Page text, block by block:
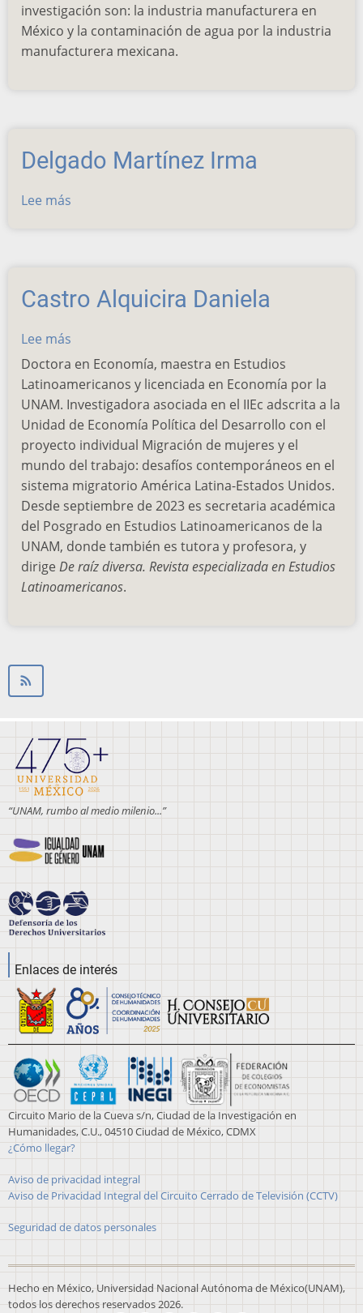
investigación son: la industria manufacturera en
México y la contaminación de agua por la industria
manufacturera mexicana.
Delgado Martínez Irma
Lee más
Castro Alquicira Daniela
Lee más
Castro
Alquicira
Daniela
Doctora en Economía, maestra en Estudios
Latinoamericanos y licenciada en Economía por la
UNAM. Investigadora asociada en el IIEc adscrita a la
Unidad de Economía Política del Desarrollo con el
proyecto individual Migración de mujeres y el
mundo del trabajo: desafíos contemporáneos en el
sistema migratorio América Latina-Estados Unidos.
Desde septiembre de 2023 es secretaria académica
del Posgrado en Estudios Latinoamericanos de la
UNAM, donde también es tutora y profesora, y
dirige De raíz diversa. Revista especializada en Estudios
Latinoamericanos.
“UNAM, rumbo al medio milenio...”
Enlaces de interés
Circuito Mario de la Cueva s/n, Ciudad de la Investigación en
Humanidades, C.U., 04510 Ciudad de México, CDMX
¿Cómo llegar?
Aviso de privacidad integral
Aviso de Privacidad Integral del Circuito Cerrado de Televisión (CCTV)
Seguridad de datos personales
Hecho en México, Universidad Nacional Autónoma de México(UNAM),
todos los derechos reservados 2026.